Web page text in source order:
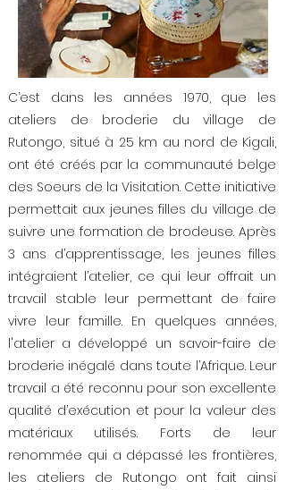
C’est dans les années 1970, que les
ateliers de broderie du village de
Rutongo, situé à 25 km au nord de Kigali,
ont été créés par la communauté belge
des Soeurs de la Visitation. Cette initiative
permettait aux jeunes filles du village de
suivre une formation de brodeuse. Après
3 ans d’apprentissage, les jeunes filles
intégraient l’atelier, ce qui leur offrait un
travail stable leur permettant de faire
vivre leur famille. En quelques années,
l'atelier a développé un savoir-faire de
broderie inégalé dans toute l’Afrique. Leur
travail a été reconnu pour son excellente
qualité d’exécution et pour la valeur des
matériaux utilisés. Forts de leur
renommée qui a dépassé les frontières,
les ateliers de Rutongo ont fait ainsi